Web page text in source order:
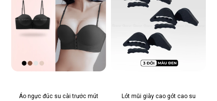
Áo ngực đúc su cài trước mút
Lót mũi giày cao gót cao su